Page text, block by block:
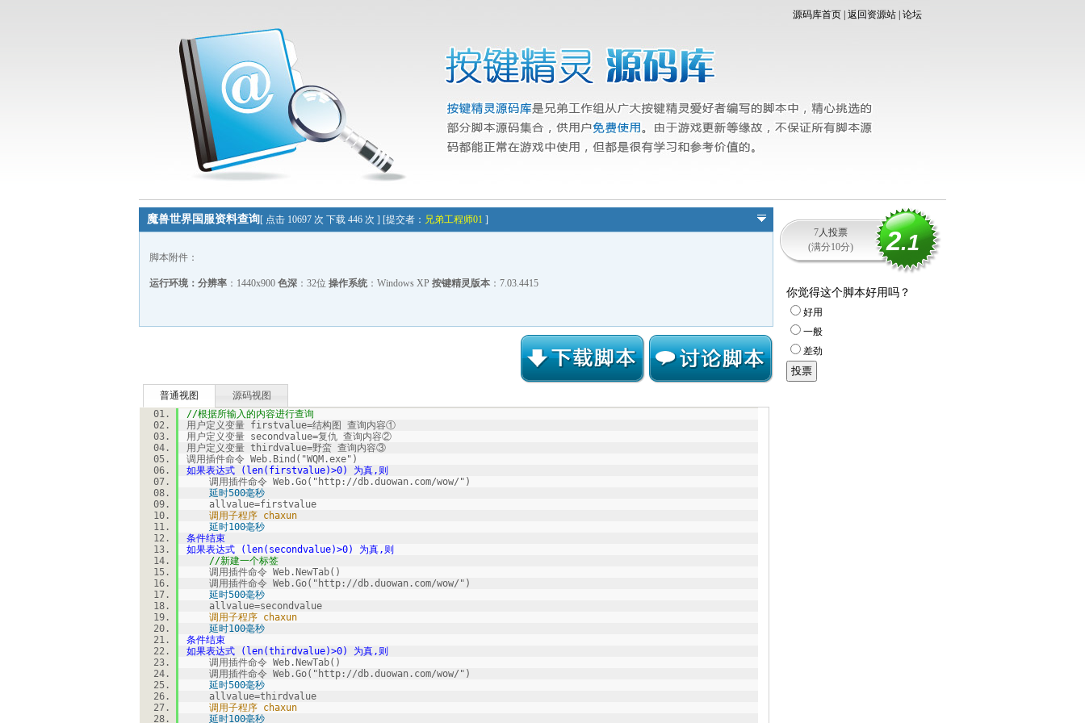
源码库首页 返回资源站 论坛
魔兽世界国服资料查询 [ 点击 10697 次 下载 446 次 ] [提交者： 兄弟工程师01 ]
脚本附件：
运行环境： 分辨率：1440x900 色深：32位 操作系统：Windows XP 按键精灵版本：7.03.4415
普通视图
源码视图
//根据所输入的内容进行查询
用户定义变量 firstvalue=结构图 查询内容①
用户定义变量 secondvalue=复仇 查询内容②
用户定义变量 thirdvalue=野蛮 查询内容③
调用插件命令 Web.Bind("WQM.exe")
如果表达式 (len(firstvalue)>0) 为真,则
调用插件命令 Web.Go("http://db.duowan.com/wow/")
延时500毫秒
allvalue=firstvalue
调用子程序 chaxun
延时100毫秒
条件结束
如果表达式 (len(secondvalue)>0) 为真,则
//新建一个标签
调用插件命令 Web.NewTab()
调用插件命令 Web.Go("http://db.duowan.com/wow/")
延时500毫秒
allvalue=secondvalue
调用子程序 chaxun
延时100毫秒
条件结束
如果表达式 (len(thirdvalue)>0) 为真,则
调用插件命令 Web.NewTab()
调用插件命令 Web.Go("http://db.duowan.com/wow/")
延时500毫秒
allvalue=thirdvalue
调用子程序 chaxun
延时100毫秒
7人投票
(满分10分)
2.1
你觉得这个脚本好用吗？
好用
一般
差劲